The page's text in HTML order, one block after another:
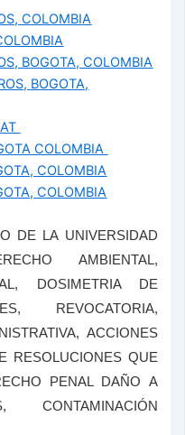
COLOMBIA
BOGOTA, COLOMBIA
BOGOTA,
COLOMBIA
COLOMBIA
COLOMBIA
DE LA UNIVERSIDAD
AMBIENTAL,
DOSIMETRIA DE
REVOCATORIA,
ACCIONES
RESOLUCIONES QUE
PENAL DAÑO A
CONTAMINACIÓN